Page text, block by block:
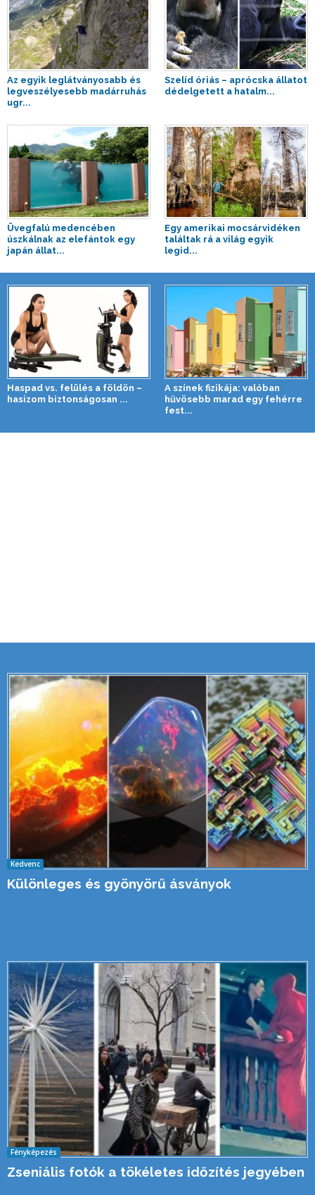
Az egyik leglátványosabb és
legveszélyesebb madárruhás
ugr...
Szelíd óriás – aprócska állatot
dédelgetett a hatalm...
Üvegfalú medencében
úszkálnak az elefántok egy
japán állat...
Egy amerikai mocsárvidéken
találtak rá a világ egyik
legid...
Haspad vs. felülés a földön –
hasizom biztonságosan ...
A színek fizikája: valóban
hűvösebb marad egy fehérre
fest...
Kedvenc
Különleges és gyönyörű ásványok
Fényképezés
Zseniális fotók a tökéletes időzítés jegyében